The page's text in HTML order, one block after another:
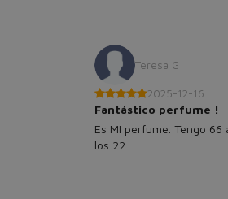
Teresa G
2025-12-16
Fantástico perfume !
Es MI perfume. Tengo
los 22 ...